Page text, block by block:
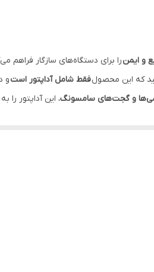
و ایمنرا برای دستگاه‌های سازگار فراهم
که این محصولفقط شامل آداپتور استو
و گجت‌های سامسونگ، این آداپتور را